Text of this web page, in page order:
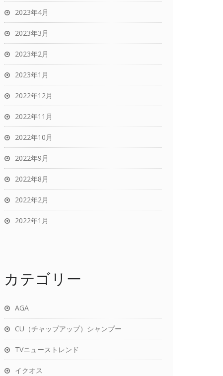
2023年4月
2023年3月
2023年2月
2023年1月
2022年12月
2022年11月
2022年10月
2022年9月
2022年8月
2022年2月
2022年1月
カテゴリー
AGA
CU（チャップアップ）シャンプー
TVニューストレンド
イクオス